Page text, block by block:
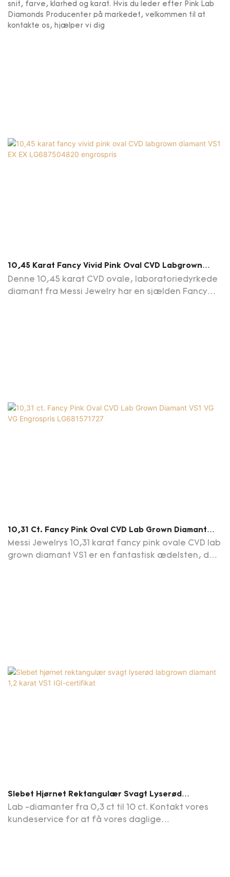
snit, farve, klarhed og karat. Hvis du leder efter Pink Lab
Diamonds Producenter på markedet, velkommen til at
kontakte os, hjælper vi dig
10,45 Karat Fancy Vivid Pink Oval CVD Labgrown
Diamant VS1 EX EX LG687504820 Engrospris
Denne 10,45 karat CVD ovale, laboratoriedyrkede
diamant fra Messi Jewelry har en sjælden Fancy
10,31 Ct. Fancy Pink Oval CVD Lab Grown Diamant
VS1 VG VG Engrospris LG681571727
Messi Jewelrys 10,31 karat fancy pink ovale CVD lab
grown diamant VS1 er en fantastisk ædelsten, der
Slebet Hjørnet Rektangulær Svagt Lyserød
Labgrown Diamant 1,2 Karat VS1 IGI-Certifikat
Lab -diamanter fra 0,3 ct til 10 ct. Kontakt vores
kundeservice for at få vores daglige